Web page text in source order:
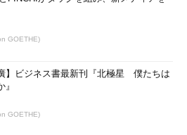
に検索を重ね、Xファイルの膨大な
たどりついた。そこで発見したペー
な記述が発見された。
GOETHE)
】ビジネス書最新刊『北極星 僕たちは
GOETHE)